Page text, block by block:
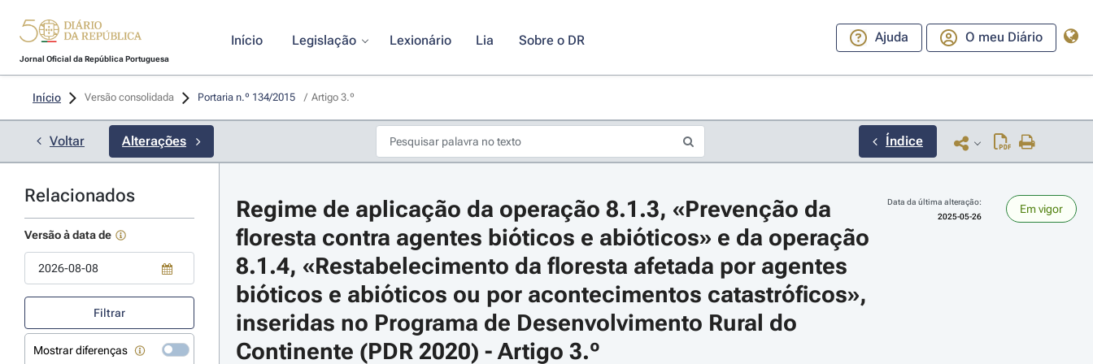
Jornal Oficial da República Portuguesa
Início Legislação Lexionário Lia Sobre o DR Ajuda O meu Diário
Início Versão consolidada Portaria n.º 134/2015 / Artigo 3.º
Voltar Alterações Índice
Relacionados
Versão à data de
Use a tecla de seta para baixo para abrir o calendário; Use as teclas de seta para navegar pelos dias do calendário; Use cmd ou ctrl + seta para a direita ou esquerda para navegar pelos meses; Use cmd ou ctrl +
Filtrar
Mostrar diferenças
Regime de aplicação da operação 8.1.3, «Prevenção da
floresta contra agentes bióticos e abióticos» e da operação
8.1.4, «Restabelecimento da floresta afetada por agentes
bióticos e abióticos ou por acontecimentos catastróficos»,
inseridas no Programa de Desenvolvimento Rural do
Continente (PDR 2020) - Artigo 3.º
Data da última alteração:
2025-05-26
Em vigor